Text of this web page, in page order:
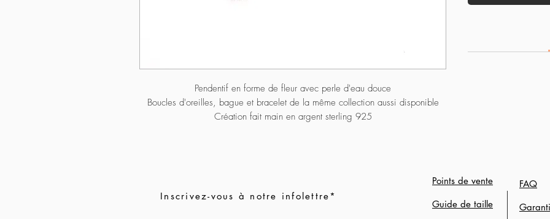
Pendentif en forme de fleur avec perle d'eau douce
Boucles d'oreilles, bague et bracelet de la même collection aussi disponible
Création fait main en argent sterling 925
Inscrivez-vous à notre infolettre*
Points de vente
Guide de taille
FAQ